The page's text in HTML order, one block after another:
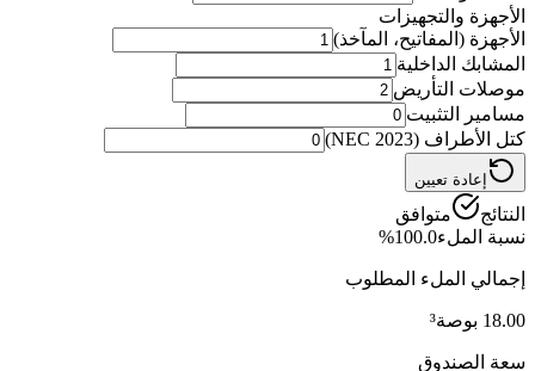
الأجهزة والتجهيزات
الأجهزة (المفاتيح، المآخذ)
المشابك الداخلية
موصلات التأريض
مسامير التثبيت
كتل الأطراف (NEC 2023)
إعادة تعيين
النتائج
متوافق
نسبة الملء100.0
%
إجمالي الملء المطلوب
18.00 بوصة³
سعة الصندوق